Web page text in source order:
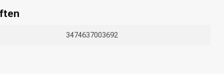
3474637003692